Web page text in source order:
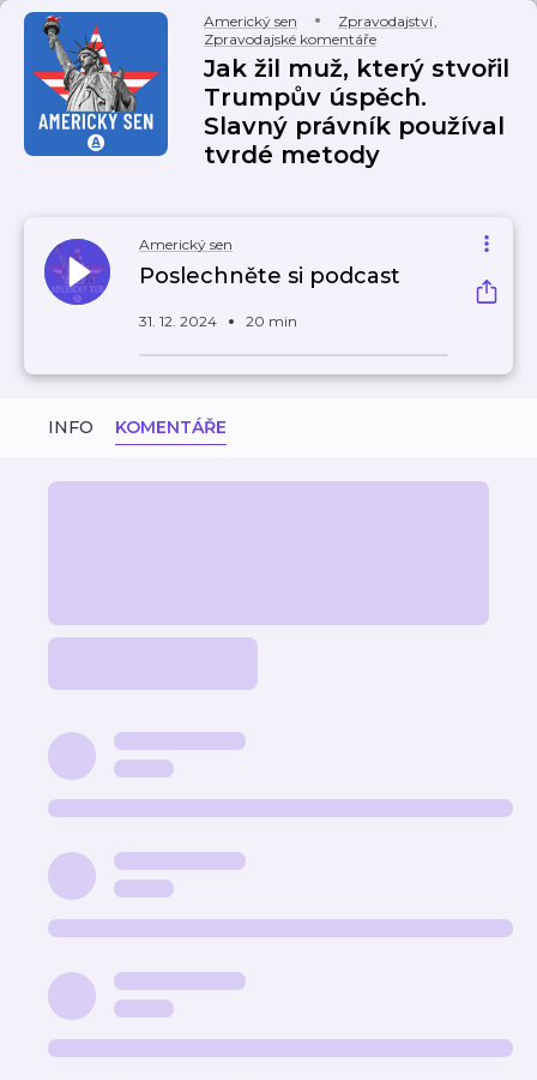
Americký sen Zpravodajství,
Zpravodajské komentáře
Jak žil muž, který stvořil
Trumpův úspěch.
Slavný právník používal
tvrdé metody
Americký sen
Poslechněte si podcast
31. 12. 2024 20 min
INFO KOMENTÁŘE